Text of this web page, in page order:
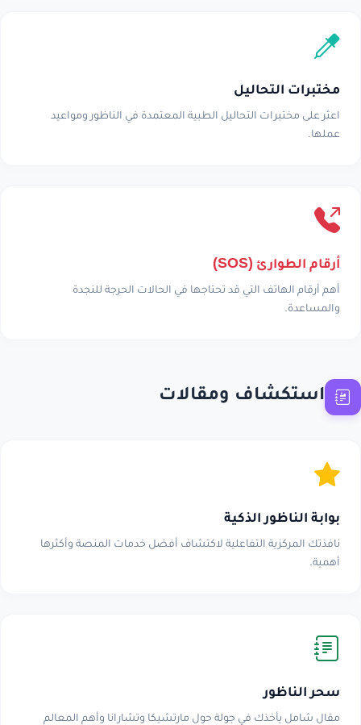
مختبرات التحاليل
اعثر على مختبرات التحاليل الطبية المعتمدة في الناظور ومواعيد
عملها.
أرقام الطوارئ (SOS)
أهم أرقام الهاتف التي قد تحتاجها في الحالات الحرجة للنجدة
والمساعدة.
استكشاف ومقالات
بوابة الناظور الذكية
نافذتك المركزية التفاعلية لاكتشاف أفضل خدمات المنصة وأكثرها
أهمية.
سحر الناظور
مقال شامل يأخذك في جولة حول مارتشيكا وتشارانا وأهم المعالم